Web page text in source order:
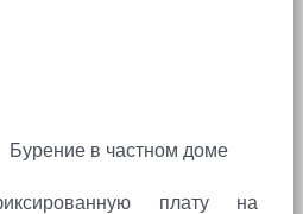
Бурение в частном доме
плату на